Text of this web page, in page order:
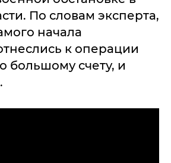
По словам эксперта,
начала
к операции
большому счету, и